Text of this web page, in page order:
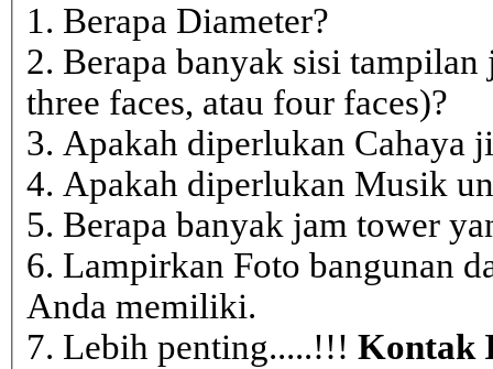
1. Berapa Diameter?
2. Berapa banyak sisi
three faces, atau four faces)?
3. Apakah diperlukan Cahaya
4. Apakah diperlukan Musik
5. Berapa banyak jam tower
6. Lampirkan Foto bangunan
Anda memiliki.
7. Lebih penting.....!!! Kontak